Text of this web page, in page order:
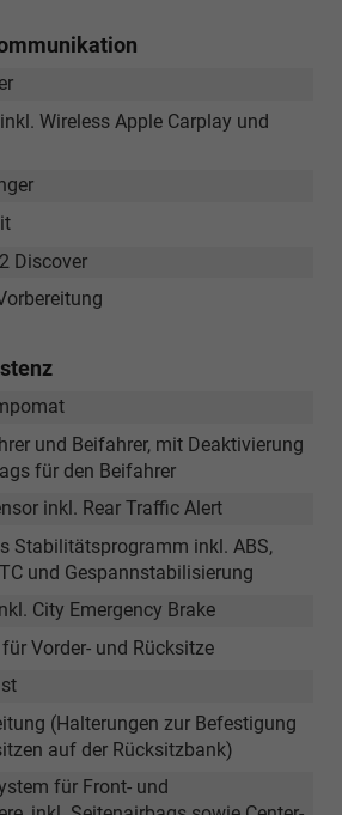
Wireless Apple Carplay und
Discover
und Beifahrer, mit Deaktivierung
für den Beifahrer
inkl. Rear Traffic Alert
Stabilitätsprogramm inkl. ABS,
und Gespannstabilisierung
City Emergency Brake
Vorder- und Rücksitze
(Halterungen zur Befestigung
auf der Rücksitzbank)
für Front- und